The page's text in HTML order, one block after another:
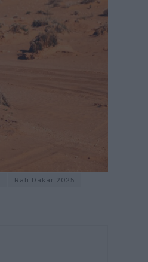
Rali Dakar 2025